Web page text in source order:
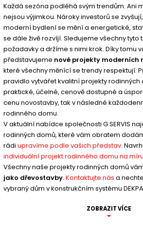
Každá sezóna podléhá svým trendům. Ani
nejsou výjimkou. Nároky investorů se
moderní bydlení se mění a energetické,
se dále živě rozvíjí. Sledujeme všechny tyto
požadavky a držíme s nimi krok. Díky tomu
představujeme nové projekty moderních
které všechny měnící se trendy respektují.
pravidlo vytvářet kvalitní projekty rodinných
praktické, účelné, cenově dostupné a
cenu novostavby, tak v následné
rodinného domu.
V aktuální nabídce společnosti G SERVIS
rodinných domů, které vám obratem
rádi upravíme podle vašich představ.
individuální projekt rodinného domu na míru
Všechny naše projekty rodinných domů
jako dřevostavby. Kontaktujte nás a
vybraný dům v konstrukčním systému
ZOBRAZIT VÍCE